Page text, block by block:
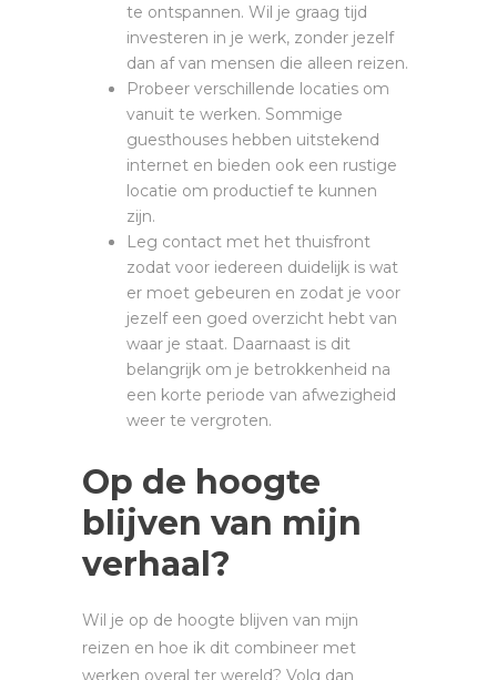
te ontspannen. Wil je graag tijd
investeren in je werk, zonder jezelf
dan af van mensen die alleen reizen.
Probeer verschillende locaties om
vanuit te werken. Sommige
guesthouses hebben uitstekend
internet en bieden ook een rustige
locatie om productief te kunnen
zijn.
Leg contact met het thuisfront
zodat voor iedereen duidelijk is wat
er moet gebeuren en zodat je voor
jezelf een goed overzicht hebt van
waar je staat. Daarnaast is dit
belangrijk om je betrokkenheid na
een korte periode van afwezigheid
weer te vergroten.
Op de hoogte
blijven van mijn
verhaal?
Wil je op de hoogte blijven van mijn
reizen en hoe ik dit combineer met
werken overal ter wereld? Volg dan